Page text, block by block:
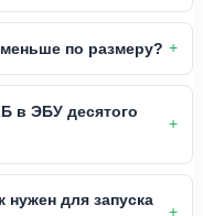
по размеру?
в ЭБУ десятого
для запуска